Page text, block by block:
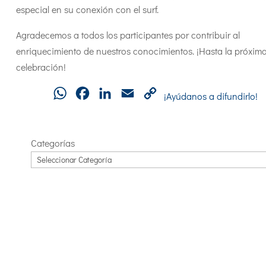
especial en su conexión con el surf.
Agradecemos a todos los participantes por contribuir al
enriquecimiento de nuestros conocimientos. ¡Hasta la
celebración!
WhatsAppFacebookLinkedInEmail
Copy
¡Ayúdanos a difundirlo!
Categorías